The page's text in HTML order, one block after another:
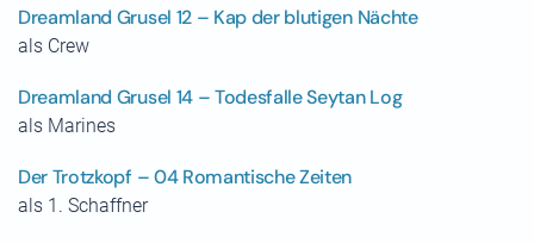
Dreamland Grusel 12 – Kap der blutigen Nächte
als Crew
Dreamland Grusel 14 – Todesfalle Seytan Log
als Marines
Der Trotzkopf – 04 Romantische Zeiten
als 1. Schaffner